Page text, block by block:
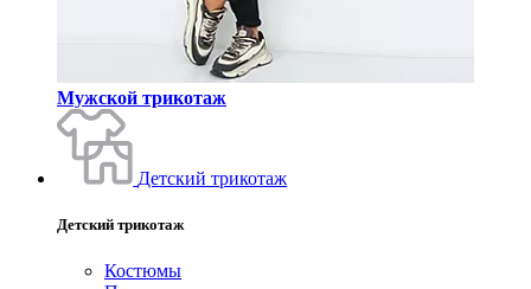
Мужской трикотаж
Детский трикотаж
Детский трикотаж
Костюмы